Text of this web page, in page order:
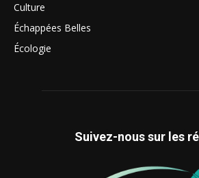
Culture
Échappées Belles
Écologie
Suivez-nous sur les